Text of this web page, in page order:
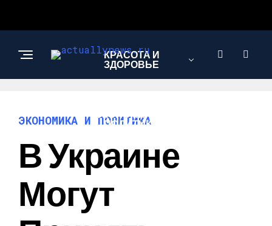
КРАСОТА И
ЗДОРОВЬЕ
ЭКОНОМИКА И
ПОЛИТИКА
ЭКОНОМИКА И ПОЛИТИКА
В Украине
Могут